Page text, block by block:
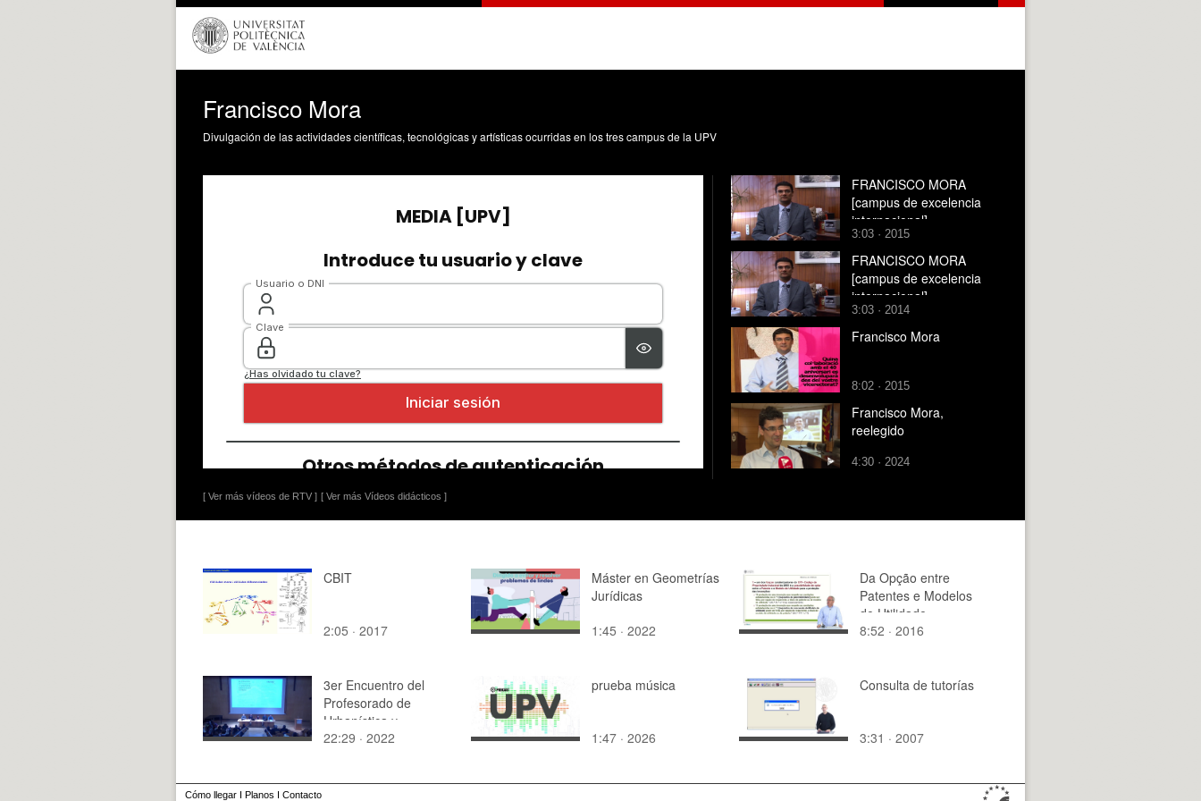
Francisco Mora
Divulgación de las actividades científicas, tecnológicas y artísticas ocurridas en los tres campus de la UPV
[ Ver más vídeos de RTV ] [ Ver más Vídeos didácticos ]
FRANCISCO MORA
[campus de excelencia
internacional]
3:03 · 2015
FRANCISCO MORA
[campus de excelencia
internacional]
3:03 · 2014
Francisco Mora
8:02 · 2015
Francisco Mora,
reelegido
4:30 · 2024
CBIT
2:05 · 2017
Máster en Geometrías
Jurídicas
1:45 · 2022
Da Opção entre
Patentes e Modelos
de Utilidade
8:52 · 2016
3er Encuentro del
Profesorado de
Urbanística y
Ordenación del
22:29 · 2022
prueba música
1:47 · 2026
Consulta de tutorías
3:31 · 2007
Cómo llegar I Planos I Contacto